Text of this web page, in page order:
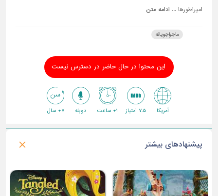
امپراطورها ... ادامه متن
ماجراجویانه
این محتوا در حال حاضر در دسترس نیست
آمریکا 7.5 امتیاز 1+ ساعت دوبله 7+ سال
پیشنهادهای بیشتر
جایزه بزرگ اروپا